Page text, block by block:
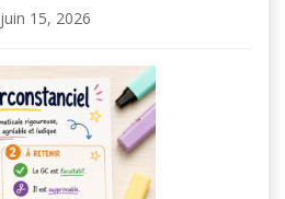
juin 15, 2026